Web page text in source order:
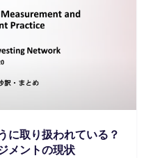
に取り扱われている？
メントの現状